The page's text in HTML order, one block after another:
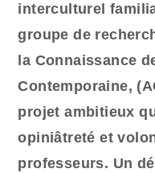
interculturel
groupe de
la Connaissance
Contemporaine,
projet ambitieux
opiniâtreté et
professeurs. Un